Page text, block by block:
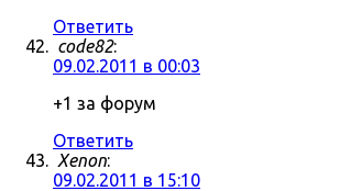
Ответить
code82:
09.02.2011 в 00:03
+1 за форум
Ответить
Xenon:
09.02.2011 в 15:10